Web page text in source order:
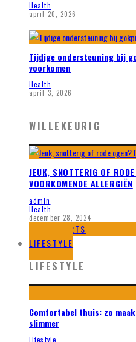
Health
april 20, 2026
Tijdige ondersteuning bij
voorkomen
Health
april 3, 2026
WILLEKEURIG
JEUK, SNOTTERIG OF
VOORKOMENDE ALLERGIËN
admin
Health
december 28, 2024
SPORTS
LIFESTYLE
LIFESTYLE
Comfortabel thuis: zo
slimmer
Lifestyle